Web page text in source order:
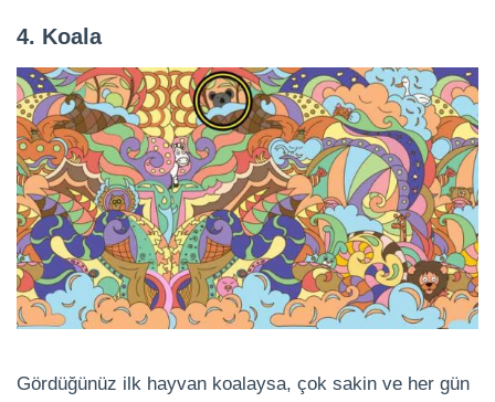
4. Koala
Gördüğünüz ilk hayvan koalaysa, çok sakin ve her gün